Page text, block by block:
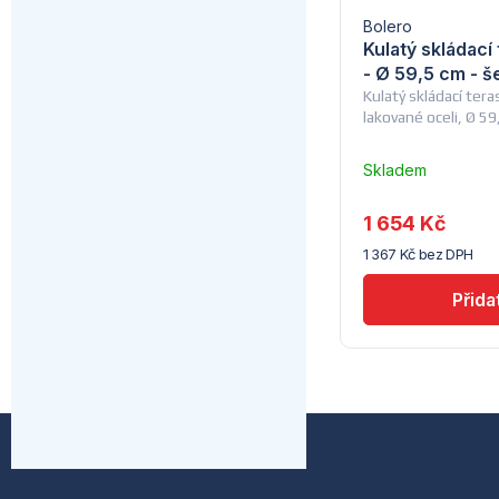
Kulatý skládací
lakované oceli, Ø
Kulatý
- Ø 59,5 cm -
Bolero
Skladem
Troubsko
1 367 Kč bez DPH
1 654 Kč
á